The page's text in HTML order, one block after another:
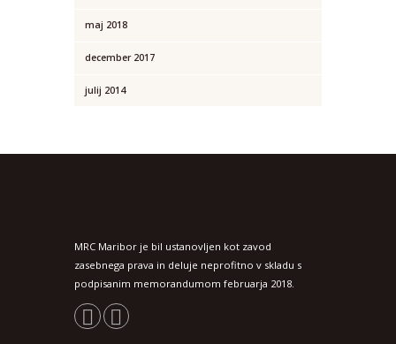
maj 2018
december 2017
julij 2014
MRC Maribor je bil ustanovljen kot zavod
zasebnega prava in deluje neprofitno v skladu s
podpisanim memorandumom februarja 2018.